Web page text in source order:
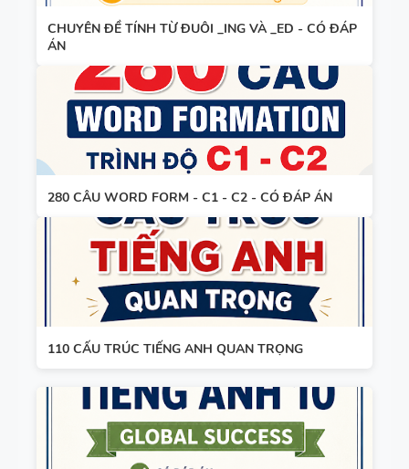
HỢP NĂNG
CẢ NĂM
TIẾNG ANH
TỪ VỰNG
VÀ NGỮ
PHÁP -
TIẾNG ANH
1 - FILE
WORD +
ẢNH MINH
HỌA
BẢNG
WORD
FORM -
11 -
GLOBAL
SUCCESS -
HỌC KỲ 1 -
CÓ ĐÁP ÁN
BẢNG
WORD
FORM
CHUYÊN ĐỀ TÍNH TỪ ĐUÔI _ING VÀ _ED - CÓ ĐÁP
ÁN
280 CÂU WORD FORM - C1 - C2 - CÓ ĐÁP ÁN
110 CẤU TRÚC TIẾNG ANH QUAN TRỌNG